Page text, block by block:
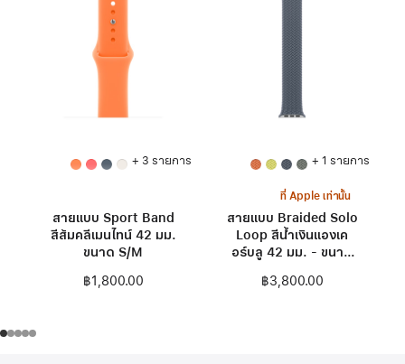
+ 3 รายการ
สายแบบ Sport Band
สีส้มคลีเมนไทน์ 42 มม.
ขนาด S/M
฿1,800.00
+ 1 รายการ
ที่ Apple เท่านั้น
สายแบบ Braided Solo
Loop สีน้ำเงินแองเค
อร์บลู 42 มม. - ขนาด
฿3,800.00